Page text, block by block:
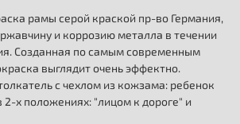
рамы серой краской пр-во Германия,
и коррозию металла в течении
Созданная по самым современным
выглядит очень эффектно.
с чехлом из кожзама: ребенок
2-х положениях: "лицом к дороге" и